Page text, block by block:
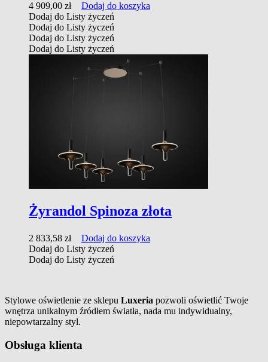
4 909,00 zł
Dodaj do koszyka
Dodaj do Listy życzeń
Dodaj do Listy życzeń
Dodaj do Listy życzeń
Dodaj do Listy życzeń
Żyrandol Spinoza złota
2 833,58 zł
Dodaj do koszyka
Dodaj do Listy życzeń
Dodaj do Listy życzeń
Stylowe oświetlenie ze sklepu Luxeria pozwoli oświetlić Twoje
wnętrza unikalnym źródłem światła, nada mu indywidualny,
niepowtarzalny styl.
Obsługa klienta